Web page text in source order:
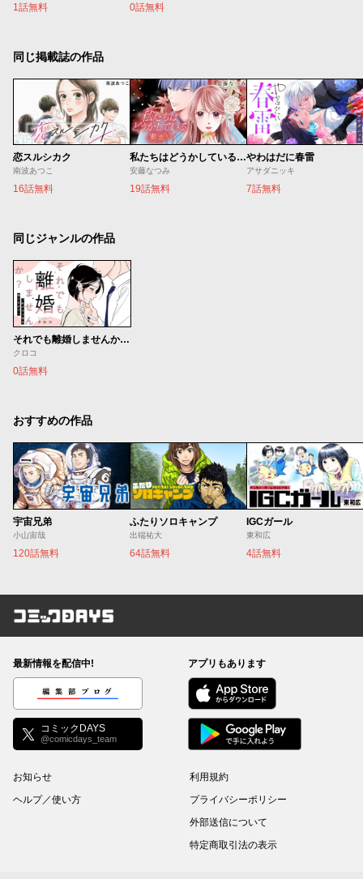
1話無料 0話無料
同じ掲載誌の作品
恋スルシカク
南波あつこ
16話無料
私たちはどうかしている 妻恋い
安藤なつみ
19話無料
やわはだに春雷
アサダニッキ
7話無料
同じジャンルの作品
それでも離婚しませんか？ 〜私がモラ男を捨てるまで〜
クロコ
0話無料
おすすめの作品
宇宙兄弟
小山宙哉
120話無料
ふたりソロキャンプ
出端祐大
64話無料
IGCガール
東和広
4話無料
コミックDAYS
最新情報を配信中!
編集部ブログ
コミックDAYS
@comicdays_team
アプリもあります
お知らせ
ヘルプ／使い方
利用規約
プライバシーポリシー
外部送信について
特定商取引法の表示